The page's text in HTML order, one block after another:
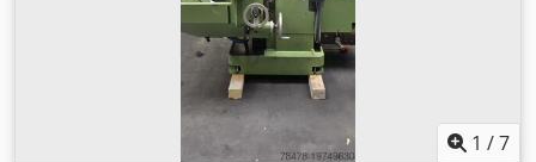
komt de machine overeen de stand van het bouwjaar op
1 /7